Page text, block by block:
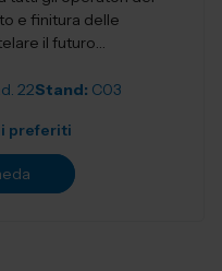
22Stand: C03
preferiti